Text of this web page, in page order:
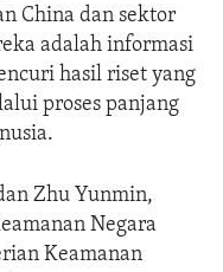
China dan sektor
adalah informasi
hasil riset yang
proses panjang
Zhu Yunmin,
Negara
Keamanan